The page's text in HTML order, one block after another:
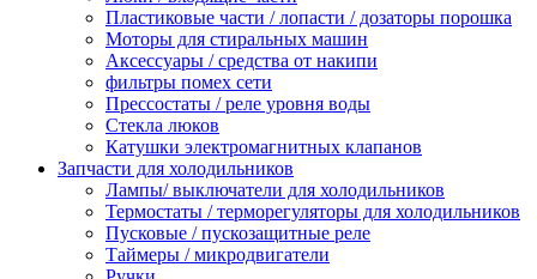
Пластиковые части / лопасти / дозаторы порошка
Моторы для стиральных машин
Аксессуары / средства от накипи
фильтры помех сети
Прессостаты / реле уровня воды
Стекла люков
Катушки электромагнитных клапанов
Запчасти для холодильников
Лампы/ выключатели для холодильников
Термостаты / терморегуляторы для холодильников
Пусковые / пускозащитные реле
Таймеры / микродвигатели